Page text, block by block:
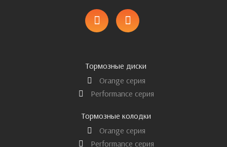
Тормозные диски
Orange серия
Performance серия
Тормозные колодки
Orange серия
Performance серия